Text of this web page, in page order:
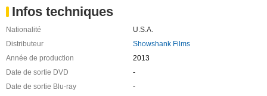
Infos techniques
Nationalité
U.S.A.
Distributeur
Showshank Films
Année de production
2013
Date de sortie DVD
-
Date de sortie Blu-ray
-